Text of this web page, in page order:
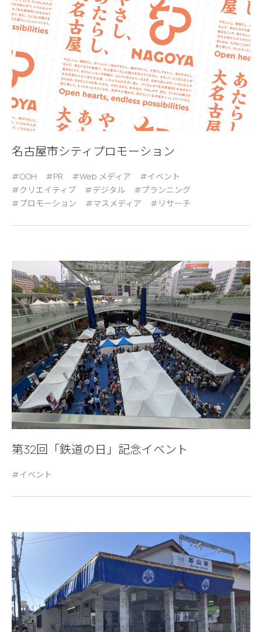
名古屋市シティプロモーション
OOH PR Web メディア
イベント
クリエイティブ
デジタル
プランニング
プロモーション
マスメディア リサーチ
第32回「鉄道の日」記念イベント
イベント